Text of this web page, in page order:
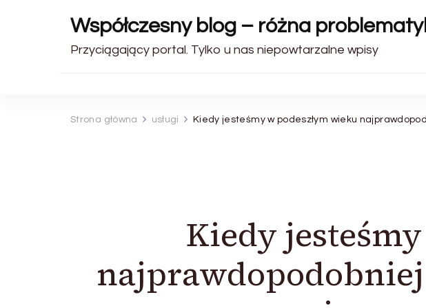
Współczesny blog – różna
Przyciągający portal. Tylko u nas niepowtarzalne wpisy
Strona główna usługi Kiedy jesteśmy w podeszłym wieku
Kiedy